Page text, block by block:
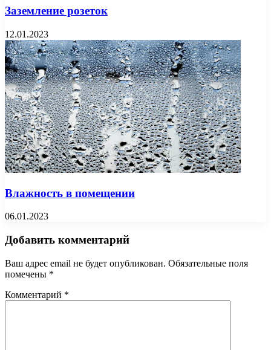
Заземление розеток
12.01.2023
Влажность в помещении
06.01.2023
Добавить комментарий
Ваш адрес email не будет опубликован. Обязательные поля
помечены *
Комментарий *